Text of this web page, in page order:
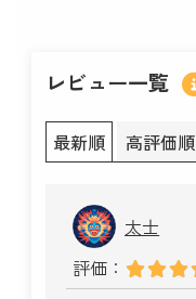
レビュー一覧
最新順 高評価順
太士
評価：